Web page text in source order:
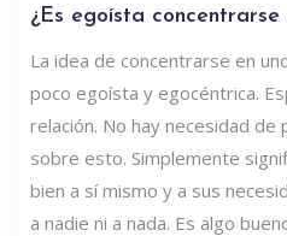
¿Es egoísta concentrarse
La idea de concentrarse en
poco egoísta y egocéntrica.
relación. No hay necesidad de
sobre esto. Simplemente
bien a sí mismo y a sus
a nadie ni a nada. Es algo